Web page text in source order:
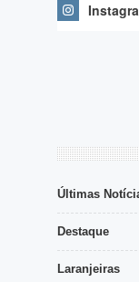
Últimas
Destaque
Laranjeiras